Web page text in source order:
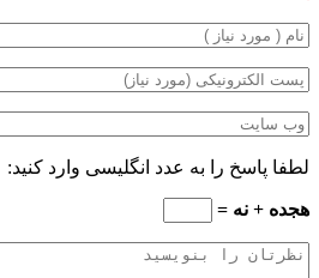
لطفا پاسخ را به عدد انگلیسی وارد کنید:
هجده + نه =